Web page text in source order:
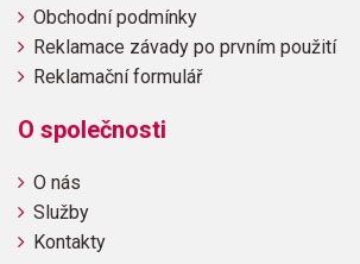
Obchodní podmínky
Reklamace závady po prvním použití
Reklamační formulář
O společnosti
O nás
Služby
Kontakty